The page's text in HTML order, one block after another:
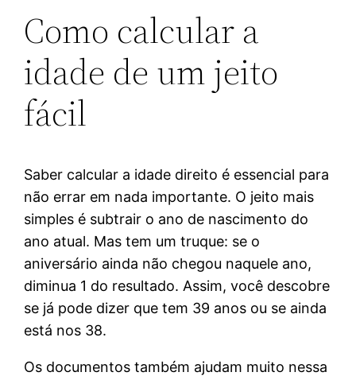
Como calcular a
idade de um jeito
fácil
Saber calcular a idade direito é essencial para
não errar em nada importante. O jeito mais
simples é subtrair o ano de nascimento do
ano atual. Mas tem um truque: se o
aniversário ainda não chegou naquele ano,
diminua 1 do resultado. Assim, você descobre
se já pode dizer que tem 39 anos ou se ainda
está nos 38.
Os documentos também ajudam muito nessa